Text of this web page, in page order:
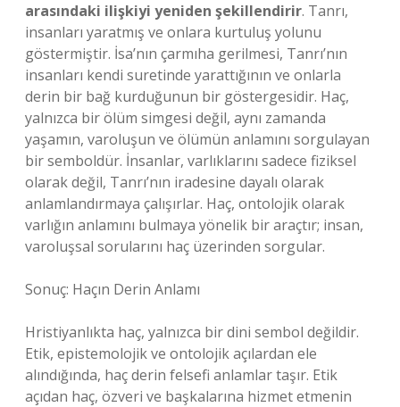
arasındaki ilişkiyi yeniden şekillendirir. Tanrı,
insanları yaratmış ve onlara kurtuluş yolunu
göstermiştir. İsa’nın çarmıha gerilmesi, Tanrı’nın
insanları kendi suretinde yarattığının ve onlarla
derin bir bağ kurduğunun bir göstergesidir. Haç,
yalnızca bir ölüm simgesi değil, aynı zamanda
yaşamın, varoluşun ve ölümün anlamını sorgulayan
bir semboldür. İnsanlar, varlıklarını sadece fiziksel
olarak değil, Tanrı’nın iradesine dayalı olarak
anlamlandırmaya çalışırlar. Haç, ontolojik olarak
varlığın anlamını bulmaya yönelik bir araçtır; insan,
varoluşsal sorularını haç üzerinden sorgular.
Sonuç: Haçın Derin Anlamı
Hristiyanlıkta haç, yalnızca bir dini sembol değildir.
Etik, epistemolojik ve ontolojik açılardan ele
alındığında, haç derin felsefi anlamlar taşır. Etik
açıdan haç, özveri ve başkalarına hizmet etmenin